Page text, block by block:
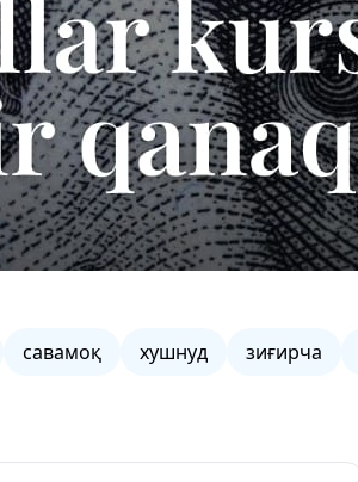
савамоқ хушнуд зиғирча